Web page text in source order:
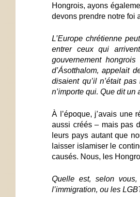
Hongrois, ayons
devons prendre notre foi
L’Europe chrétienne
entrer ceux qui
gouvernement
d’Ásotthalom, appelait
disaient qu’il n’était
n’importe qui. Que dit un
À l’époque, j’avais une
aussi créés – mais pas
leurs pays autant que
laisser islamiser le
causés. Nous, les
Quelle est, selon
l’immigration, ou les